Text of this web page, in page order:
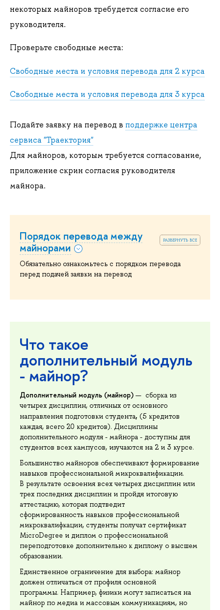
некоторых майноров требудется согласие его
руководителя.
Проверьте свободные места:
Свободные места и условия перевода для 2 курса
Свободные места и условия перевода для 3 курса
Подайте заявку на перевод в поддержке центра
сервиса "Траектория"
Для майноров, которым требуется согласование,
приложение скрин согласия руководителя
майнора.
развернуть все
Порядок перевода между
майнорами
Обязательно ознакомьтесь с порядком перевода
перед подачей заявки на перевод
Что такое
дополнительный модуль
- майнор?
Дополнительный модуль (майнор) — сборка из
четырех дисциплин, отличных от основного
направления подготовки студента, (5 кредитов
каждая, всего 20 кредитов). Дисциплины
дополнительного модуля - майнора - доступны для
студентов всех кампусов, изучаются на 2 и 3 курсе.
Большинство майноров обеспечивают формирование
навыков профессиональной микроквалификации.
В результате освоения всех четырех дисциплин или
трех последних дисциплин и пройдя итоговую
аттестацию, которая подтведит
сформированность навыков профессиональной
микроквалифкации, студенты получат сертификат
MicroDegree и диплом о профессиональной
переподготовке дополнительно к диплому о высшем
образовании.
Единственное ограничение для выбора: майнор
должен отличаться от профиля основной
программы. Например, физики могут записаться на
майнор по медиа и массовым коммуникациям, но